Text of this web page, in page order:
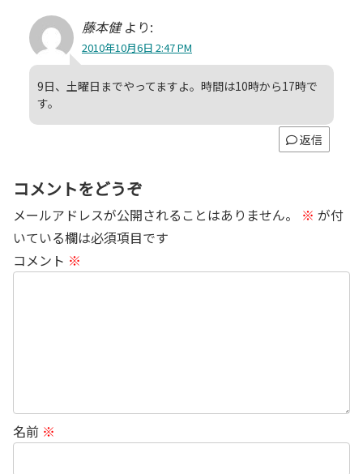
藤本健 より:
2010年10月6日 2:47 PM
9日、土曜日までやってますよ。時間は10時から17時で
す。
返信
コメントをどうぞ
メールアドレスが公開されることはありません。 ※ が付
いている欄は必須項目です
コメント ※
名前 ※